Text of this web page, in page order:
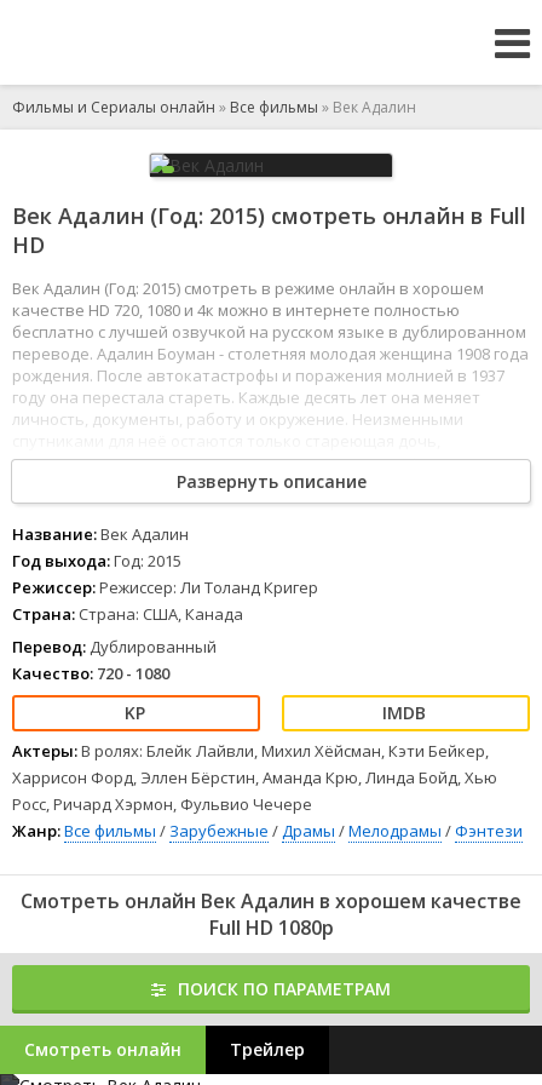
Фильмы и Сериалы онлайн » Все фильмы » Век Адалин
Век Адалин (Год: 2015) смотреть онлайн в Full
HD
Век Адалин (Год: 2015) смотреть в режиме онлайн в хорошем
качестве HD 720, 1080 и 4к можно в интернете полностью
бесплатно с лучшей озвучкой на русском языке в дублированном
переводе. Адалин Боуман - столетняя молодая женщина 1908 года
рождения. После автокатастрофы и поражения молнией в 1937
году она перестала стареть. Каждые десять лет она меняет
личность, документы, работу и окружение. Неизменными
подруга - слепая пианистка, не знающая возраста Адалин,
и десятая по счёту собака одной и той же породы. Однажды
на праздновании Нового года Адалин встречает симпатичного
молодого человека по имени Эллис, ради которого ей хочется
перестать убегать.
1 23 45 678
Развернуть описание
Название:Век Адалин
Год выхода:Год: 2015
Режиссер:Режиссер: Ли Толанд Кригер
Страна: Страна: США, Канада
Перевод: Дублированный
Качество: 720 - 1080
Актеры:В ролях: Блейк Лайвли, Михил Хёйсман, Кэти Бейкер,
Харрисон Форд, Эллен Бёрстин, Аманда Крю, Линда Бойд, Хью
Росс, Ричард Хэрмон, Фульвио Чечере
Жанр:Все фильмы / Зарубежные /Драмы /Мелодрамы /Фэнтези
Смотреть онлайн Век Адалин в хорошем качестве
Full HD 1080p
ПОИСК ПО ПАРАМЕТРАМ
Смотреть онлайн Трейлер